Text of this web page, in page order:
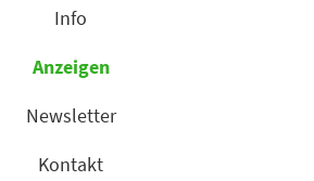
Info
Anzeigen
Newsletter
Kontakt